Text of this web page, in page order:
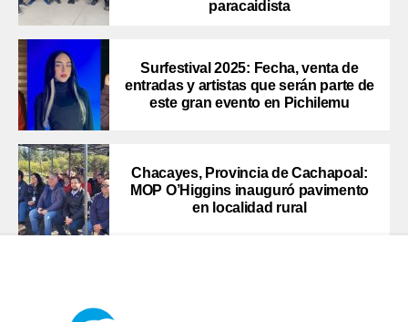
paracaidista
Surfestival 2025: Fecha, venta de
entradas y artistas que serán parte de
este gran evento en Pichilemu
Chacayes, Provincia de Cachapoal:
MOP O’Higgins inauguró pavimento
en localidad rural